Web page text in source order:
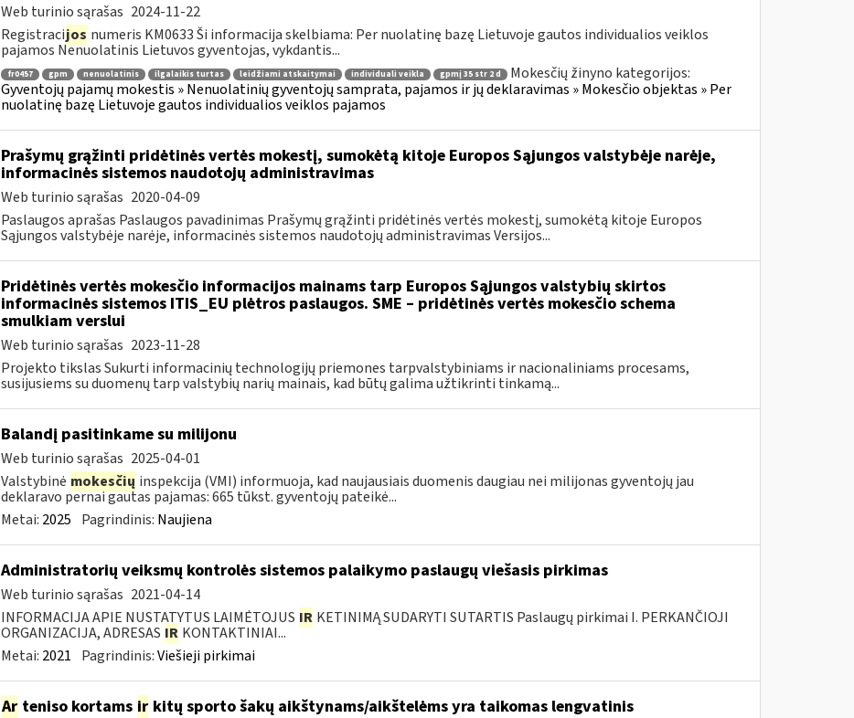
Web turinio sąrašas 2024-11-22
Registracijos numeris KM0633 Ši informacija skelbiama: Per nuolatinę bazę Lietuvoje gautos individualios veiklos
pajamos Nenuolatinis Lietuvos gyventojas, vykdantis...
fr0457 gpm nenuolatinis ilgalaikis turtas leidžiami atskaitymai individuali veikla gpmį 35 str 2 d
Mokesčių žinyno kategorijos:
Gyventojų pajamų mokestis » Nenuolatinių gyventojų samprata, pajamos ir jų deklaravimas » Mokesčio objektas » Per
nuolatinę bazę Lietuvoje gautos individualios veiklos pajamos
Prašymų grąžinti pridėtinės vertės mokestį, sumokėtą kitoje Europos Sąjungos valstybėje narėje,
informacinės sistemos naudotojų administravimas
Web turinio sąrašas 2020-04-09
Paslaugos aprašas Paslaugos pavadinimas Prašymų grąžinti pridėtinės vertės mokestį, sumokėtą kitoje Europos
Sąjungos valstybėje narėje, informacinės sistemos naudotojų administravimas Versijos...
Pridėtinės vertės mokesčio informacijos mainams tarp Europos Sąjungos valstybių skirtos
informacinės sistemos ITIS_EU plėtros paslaugos. SME – pridėtinės vertės mokesčio schema
smulkiam verslui
Web turinio sąrašas 2023-11-28
Projekto tikslas Sukurti informacinių technologijų priemones tarpvalstybiniams ir nacionaliniams procesams,
susijusiems su duomenų tarp valstybių narių mainais, kad būtų galima užtikrinti tinkamą...
Balandį pasitinkame su milijonu
Web turinio sąrašas 2025-04-01
Valstybinė mokesčių inspekcija (VMI) informuoja, kad naujausiais duomenis daugiau nei milijonas gyventojų jau
deklaravo pernai gautas pajamas: 665 tūkst. gyventojų pateikė...
Metai: 2025 Pagrindinis: Naujiena
Administratorių veiksmų kontrolės sistemos palaikymo paslaugų viešasis pirkimas
Web turinio sąrašas 2021-04-14
INFORMACIJA APIE NUSTATYTUS LAIMĖTOJUS IR KETINIMĄ SUDARYTI SUTARTIS Paslaugų pirkimai I. PERKANČIOJI
ORGANIZACIJA, ADRESAS IR KONTAKTINIAI...
Metai: 2021 Pagrindinis:Viešieji pirkimai
Arteniso kortams irkitų sporto šakų aikštynams/aikštelėms yra taikomas lengvatinis